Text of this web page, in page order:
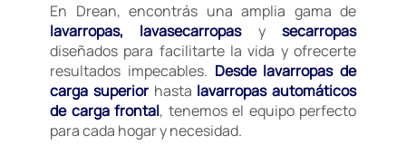
En Drean, encontrás una amplia gama de
lavarropas, lavasecarropasysecarropas
diseñados para facilitarte la vida y ofrecerte
resultados impecables. Desde lavarropas de
carga superiorhasta lavarropas automáticos
de carga frontal, tenemos el equipo perfecto
para cada hogar y necesidad.